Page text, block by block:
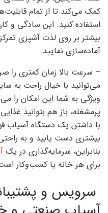
کمک می‌کند تا از تمام
استفاده کنید. این سادگی و
بیشتر بر روی لذت آشپزی
آماده‌سازی نمایید.
– سرعت بالا زمان کمتری را
می‌توانید با خیال راحت به
ویژگی به شما این امکان را
پرمشغله، باز هم بتوانید
با داشتن یک دستگاه آسیاب
بیشتری دست یابید و به
بنابراین، سرمایه‌گذاری در یک
برای هر خانه یا کسب‌وکار
سرویس و